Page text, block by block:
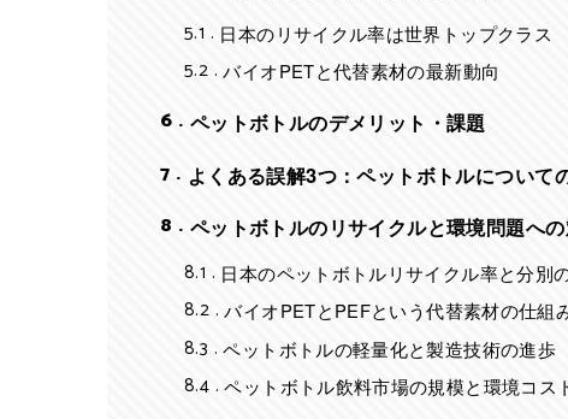
5.1
日本のリサイクル率は世界トップクラス
5.2 バイオPETと代替素材の最新動向
6 ペットボトルのデメリット・課題
7 よくある誤解3つ：ペットボトルについて
8
ペットボトルのリサイクルと環境問題へ
8.1
日本のペットボトルリサイクル率と分別
8.2 バイオPETとPEFという代替素材の仕組
8.3 ペットボトルの軽量化と製造技術の進歩
8.4 ペットボトル飲料市場の規模と環境コス